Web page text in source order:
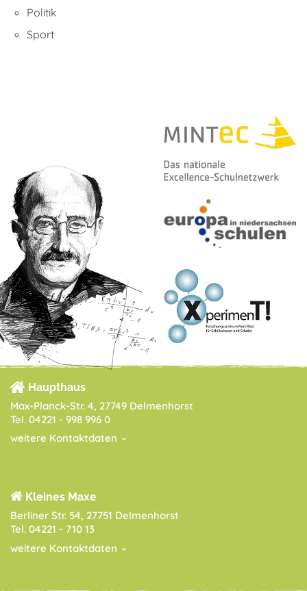
Politik
Sport
Haupthaus
Max-Planck-Str. 4, 27749 Delmenhorst
Tel. 04221 - 998 996 0
weitere Kontaktdaten
Kleines Maxe
Berliner Str. 54, 27751 Delmenhorst
Tel. 04221 - 710 13
weitere Kontaktdaten